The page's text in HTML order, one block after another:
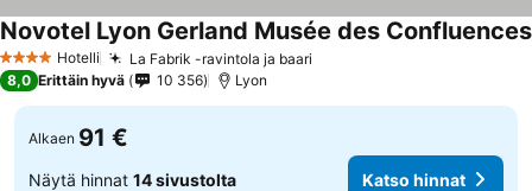
4 Tähtiluokitus
Hotelli La Fabrik -ravintola ja baari
Novotel Lyon Gerland Musée des Confluences
8,0 Erittäin hyvä 10 356 Lyon
Alkaen 91 €
Näytä hinnat 14 sivustolta Katso hinnat